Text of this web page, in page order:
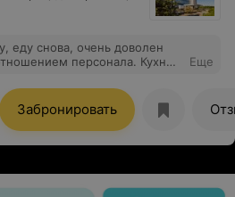
еду снова, очень доволен
персонала. Кухню
площадка для
от велосипедов до
только карточку купить.
за процедурами их
рекомендую.
Еще
Забронировать